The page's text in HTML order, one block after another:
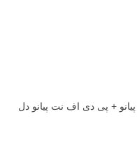
+ پی دی اف نت پیانو دل